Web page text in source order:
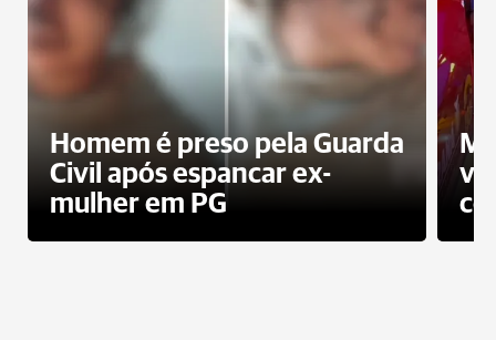
Homem é preso pela Guarda
Civil após espancar ex-
mulher em PG